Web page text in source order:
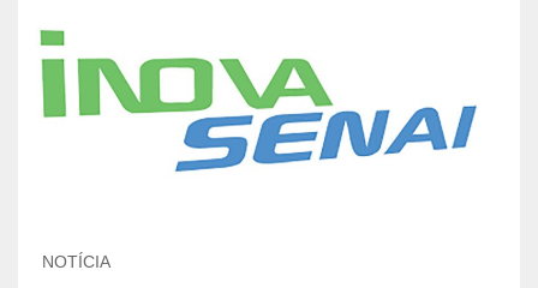
NOTÍCIA